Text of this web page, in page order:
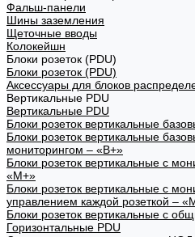
Фальш-панели
Шины заземления
Щеточные вводы
Колокейшн
Блоки розеток (PDU)
Блоки розеток (PDU)
Аксессуары для блоков
Вертикальные PDU
Вертикальные PDU
Блоки розеток вертикальные
Блоки розеток вертикальные
мониторингом – «В+»
Блоки розеток вертикальные с
«М+»
Блоки розеток вертикальные с
управлением каждой розеткой –
Блоки розеток вертикальные с
Горизонтальные PDU